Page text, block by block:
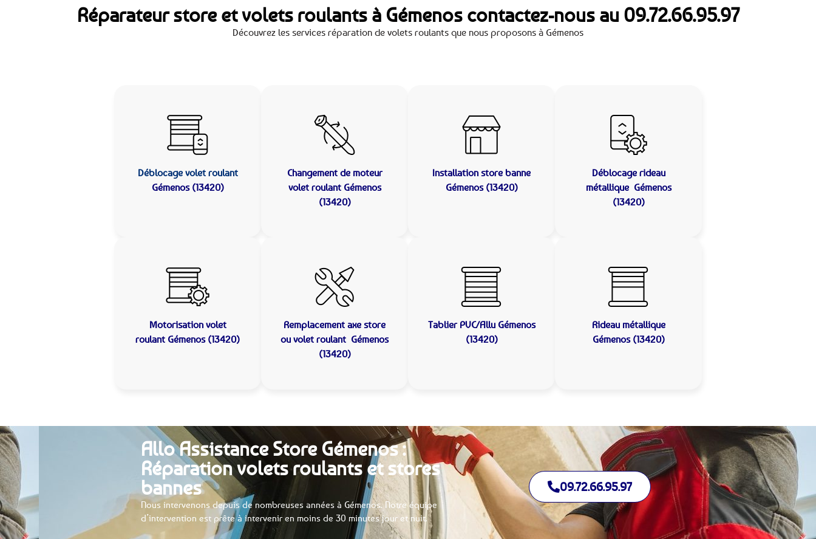
Réparateur store et volets roulants à Gémenos contactez-nous au 09.72.66.95.97
Découvrez les services réparation de volets roulants que nous proposons à Gémenos
Déblocage volet roulant
Gémenos (13420)
Changement de moteur
volet roulant Gémenos
(13420)
Installation store banne
Gémenos (13420)
Déblocage rideau
métallique Gémenos
(13420)
Motorisation volet
roulant Gémenos (13420)
Remplacement axe store
ou volet roulant Gémenos
(13420)
Tablier PVC/Allu Gémenos
(13420)
Rideau métallique
Gémenos (13420)
Allo Assistance Store Gémenos :
Réparation volets roulants et stores
bannes
Nous intervenons depuis de nombreuses années à Gémenos. Notre équipe
d’intervention est prête à intervenir en moins de 30 minutes jour et nuit.
09.72.66.95.97